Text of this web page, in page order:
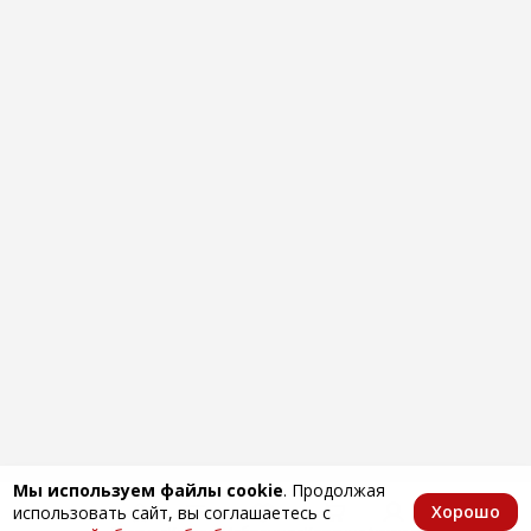
Мы используем файлы cookie. Продолжая
использовать сайт, вы соглашаетесь с
Хорошо